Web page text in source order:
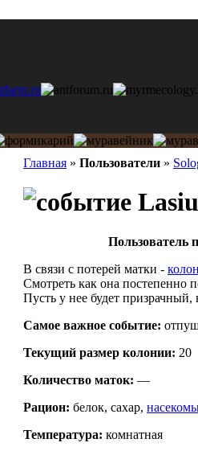
Главная » Пользователи »
Пользователь
В связи с потерей матки -
Смотреть как она постепенно
Пусть у нее будет
Самое важное событие:
Текущий размер кoлонии: 20
Количество маток: —
Рацион: белок, сахар,
Температура: комнатная